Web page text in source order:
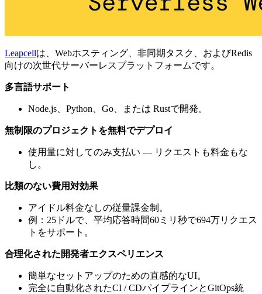
Leapcellは、Webホスティング、非同期タスク、およびRedis
向けの次世代サーバーレスプラットフォームです。
多言語サポート
Node.js、Python、Go、または Rustで開発。
無制限のプロジェクトを無料でデプロイ
使用量に対してのみ支払い — リクエストも料金もな
し。
比類のない費用対効果
アイドル料金なしの従量課金制。
例：25ドルで、平均応答時間60ミリ秒で694万リクエス
トをサポート。
合理化された開発者エクスペリエンス
簡単なセットアップのための直感的なUI。
完全に自動化されたCI / CDパイプラインとGitOps統